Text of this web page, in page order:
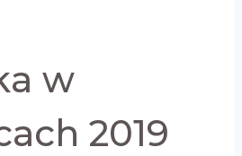
w
2019